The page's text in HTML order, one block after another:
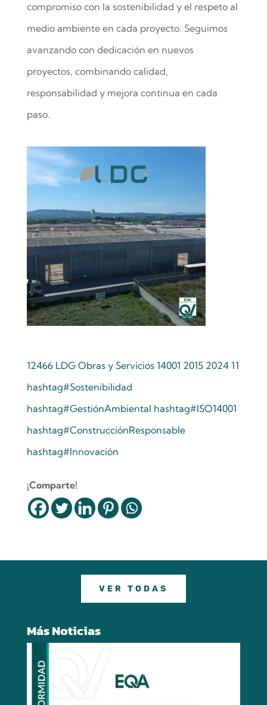
compromiso con la sostenibilidad y el respeto al
medio ambiente en cada proyecto. Seguimos
avanzando con dedicación en nuevos
proyectos, combinando calidad,
responsabilidad y mejora continua en cada
paso.
12466 LDG Obras y Servicios 14001 2015 2024 11
hashtag#Sostenibilidad
hashtag#GestiónAmbiental hashtag#ISO14001
hashtag#ConstrucciónResponsable
hashtag#Innovación
¡Comparte!
VER TODAS
Más Noticias